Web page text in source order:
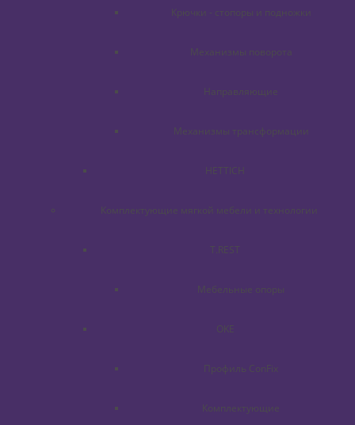
Крючки - стопоры и подножки
Механизмы поворота
Направляющие
Механизмы трансформации
HETTICH
Комплектующие мягкой мебели и технологии
T.REST
Мебельные опоры
OKE
Профиль ConFix
Комплектующие